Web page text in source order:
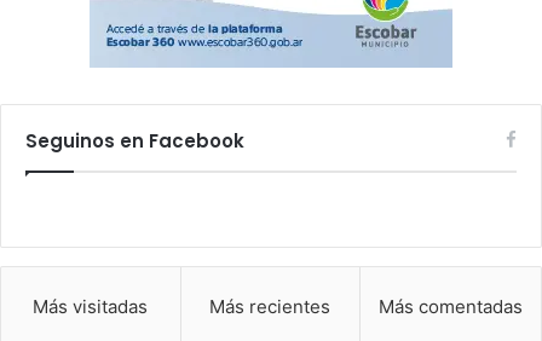
Seguinos en Facebook
Más visitadas Más recientes Más comentadas